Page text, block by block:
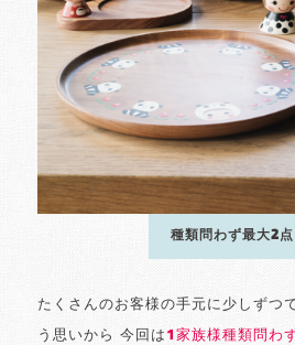
種類問わず最大2
たくさんのお客様の手元に少しずつ
う思いから 今回は 1家族様種類問わ